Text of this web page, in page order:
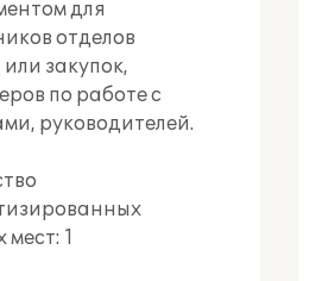
для
отделов
закупок,
по работе с
руководителей.
1